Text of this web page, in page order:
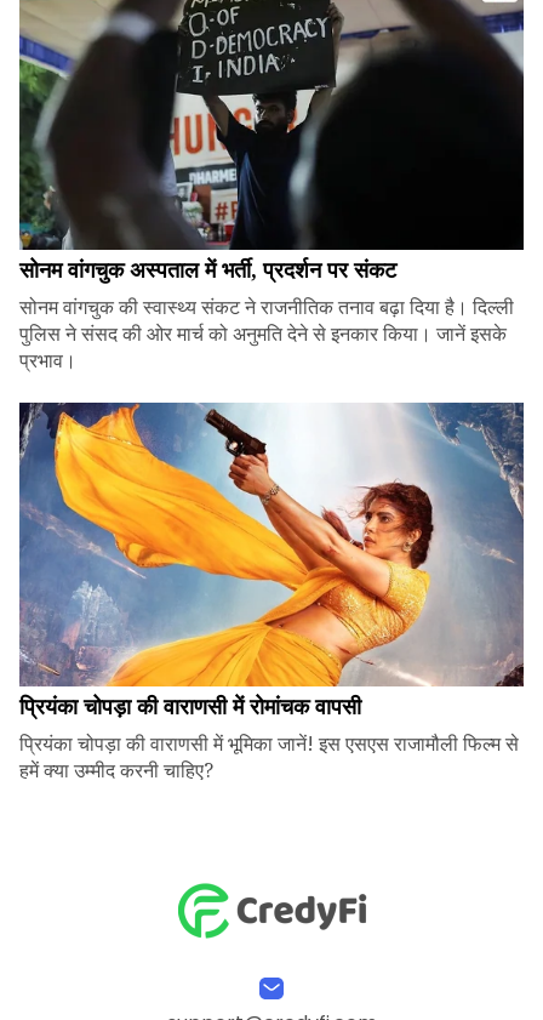
सोनम वांगचुक अस्पताल में भर्ती, प्रदर्शन पर संकट
सोनम वांगचुक की स्वास्थ्य संकट ने राजनीतिक तनाव बढ़ा दिया है। दिल्ली
पुलिस ने संसद की ओर मार्च को अनुमति देने से इनकार किया। जानें इसके
प्रभाव।
प्रियंका चोपड़ा की वाराणसी में रोमांचक वापसी
प्रियंका चोपड़ा की वाराणसी में भूमिका जानें! इस एसएस राजामौली फिल्म से
हमें क्या उम्मीद करनी चाहिए?